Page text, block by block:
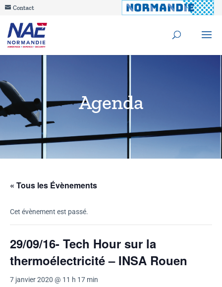
Contact
Agenda
« Tous les Évènements
Cet évènement est passé.
29/09/16- Tech Hour sur la
thermoélectricité – INSA Rouen
7 janvier 2020 @ 11 h 17 min